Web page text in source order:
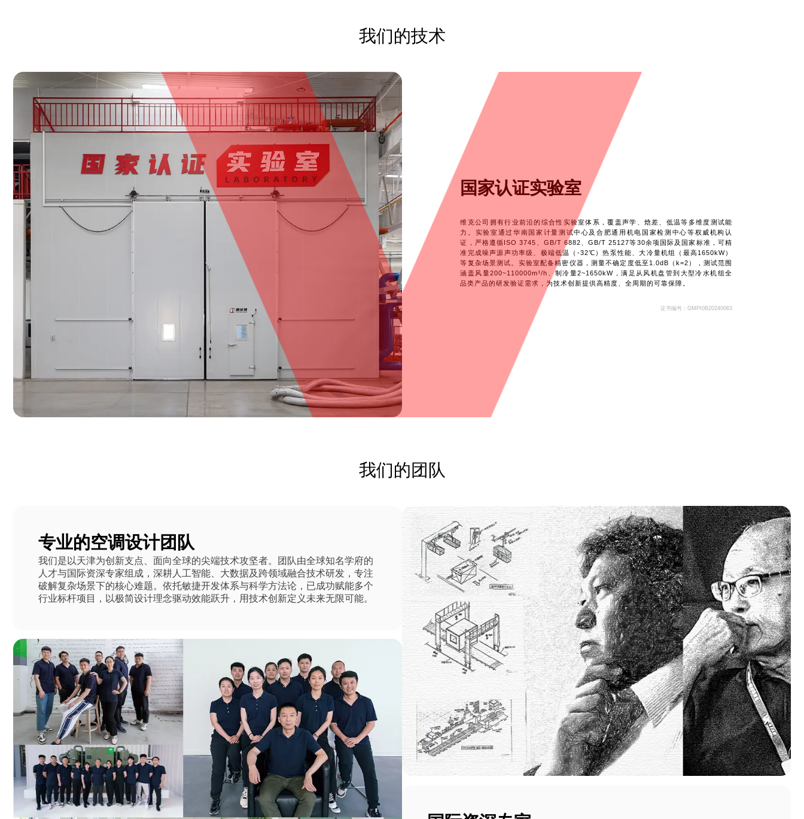
我们的技术
国家认证实验室
维克公司拥有行业前沿的综合性实验室体系，覆盖声学、焓差、低温等多维度测试能
力。实验室通过华南国家计量测试中心及合肥通用机电国家检测中心等权威机构认
证，严格遵循ISO 3745、GB/T 6882、GB/T 25127等30余项国际及国家标准，可精
准完成噪声源声功率级、极端低温（-32℃）热泵性能、大冷量机组（最高1650kW）
等复杂场景测试。实验室配备精密仪器，测量不确定度低至1.0dB（k=2），测试范围
涵盖风量200~110000m³/h、制冷量2~1650kW，满足从风机盘管到大型冷水机组全
品类产品的研发验证需求，为技术创新提供高精度、全周期的可靠保障。
证书编号：GMPI0B20240063
我们的团队
专业的空调设计团队
我们是以天津为创新支点、面向全球的尖端技术攻坚者。团队由全球知名学府的
人才与国际资深专家组成，深耕人工智能、大数据及跨领域融合技术研发，专注
破解复杂场景下的核心难题。依托敏捷开发体系与科学方法论，已成功赋能多个
行业标杆项目，以极简设计理念驱动效能跃升，用技术创新定义未来无限可能。